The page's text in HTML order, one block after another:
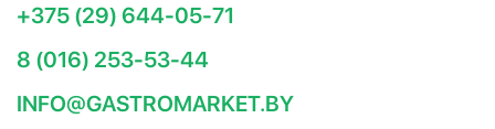
+375 (29) 644-05-71
8 (016) 253-53-44
INFO@GASTROMARKET.BY